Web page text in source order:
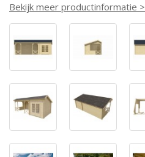
Bekijk meer productinformatie >